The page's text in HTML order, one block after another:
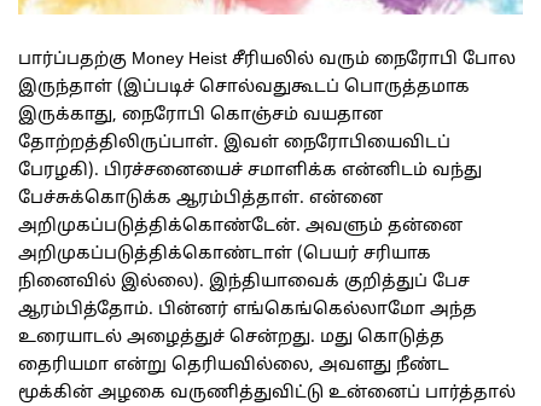
பார்ப்பதற்கு Money Heist சீரியலில் வரும் நைரோபி போல
இருந்தாள் (இப்படிச் சொல்வதுகூடப் பொருத்தமாக
இருக்காது, நைரோபி கொஞ்சம் வயதான
தோற்றத்திலிருப்பாள். இவள் நைரோபியைவிடப்
பேரழகி). பிரச்சனையைச் சமாளிக்க என்னிடம் வந்து
பேச்சுக்கொடுக்க ஆரம்பித்தாள். என்னை
அறிமுகப்படுத்திக்கொண்டேன். அவளும் தன்னை
அறிமுகப்படுத்திக்கொண்டாள் (பெயர் சரியாக
நினைவில் இல்லை). இந்தியாவைக் குறித்துப் பேச
ஆரம்பித்தோம். பின்னர் எங்கெங்கெல்லாமோ அந்த
உரையாடல் அழைத்துச் சென்றது. மது கொடுத்த
தைரியமா என்று தெரியவில்லை, அவளது நீண்ட
மூக்கின் அழகை வருணித்துவிட்டு உன்னைப் பார்த்தால்